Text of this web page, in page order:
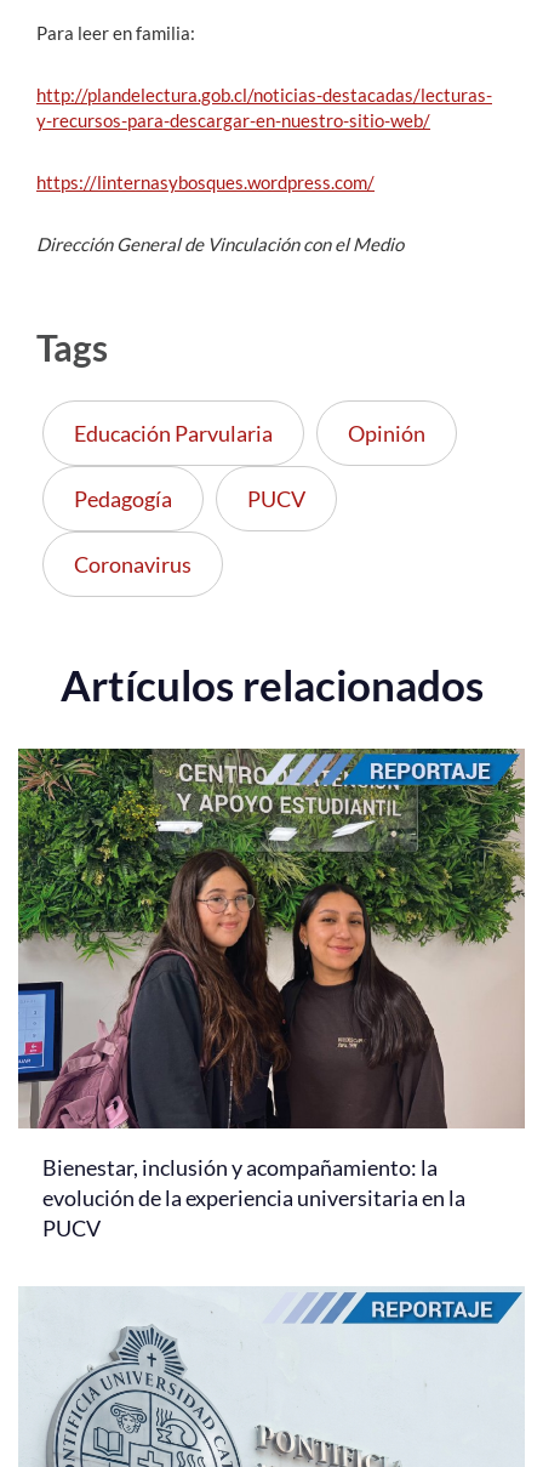
Para leer en familia:
http://plandelectura.gob.cl/noticias-destacadas/lecturas-
y-recursos-para-descargar-en-nuestro-sitio-web/
https://linternasybosques.wordpress.com/
Dirección General de Vinculación con el Medio
Tags
Educación Parvularia Opinión
Pedagogía PUCV
Coronavirus
Artículos relacionados
Bienestar, inclusión y acompañamiento: la
evolución de la experiencia universitaria en la
PUCV